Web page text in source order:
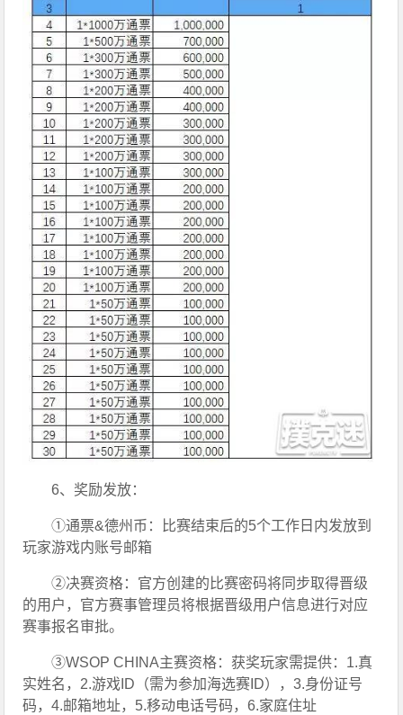
6、奖励发放：
①通票&德州币：比赛结束后的5个工作日内发放到
玩家游戏内账号邮箱
②决赛资格：官方创建的比赛密码将同步取得晋级
的用户，官方赛事管理员将根据晋级用户信息进行对应
赛事报名审批。
③WSOP CHINA主赛资格：获奖玩家需提供：1.真
实姓名，2.游戏ID（需为参加海选赛ID），3.身份证号
码，4.邮箱地址，5.移动电话号码，6.家庭住址